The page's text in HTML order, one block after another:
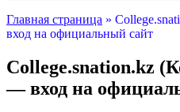
Главная страница »
вход на официальный сайт
College.snation.kz
— вход на